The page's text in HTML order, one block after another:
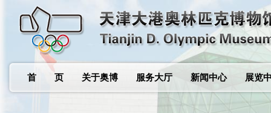
首 页 关于奥博 服务大厅 新闻中心 展览